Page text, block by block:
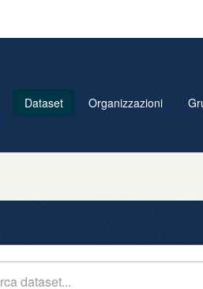
Dataset Organizzazioni